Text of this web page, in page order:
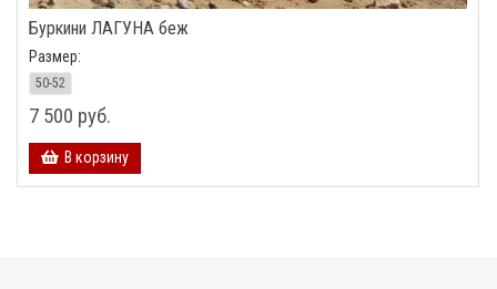
Буркини ЛАГУНА беж
Размер:
50-52
7 500 руб.
В корзину